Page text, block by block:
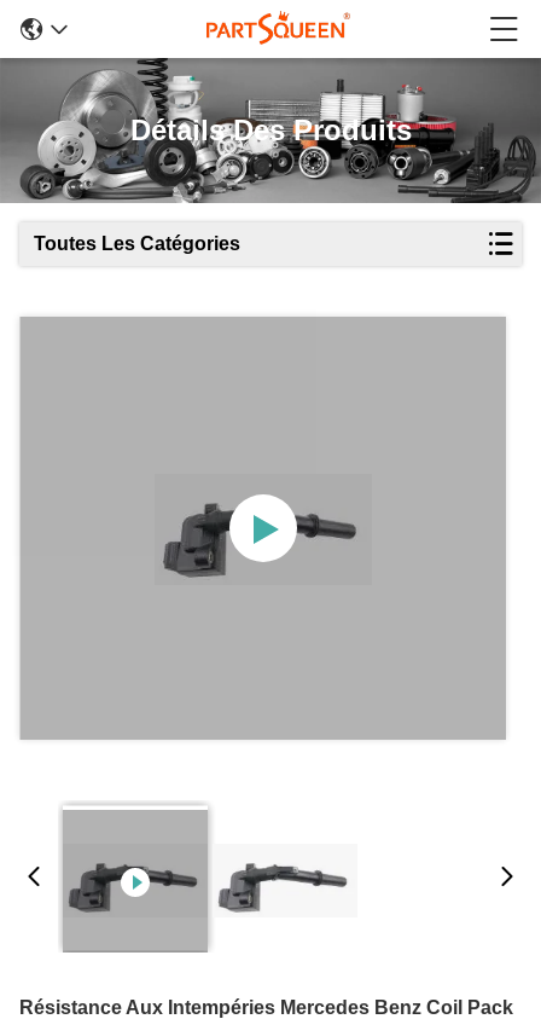
Détails Des Produits
Toutes Les Catégories
Résistance Aux Intempéries Mercedes Benz Coil Pack